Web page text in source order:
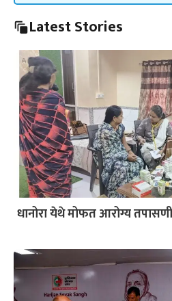
Latest Stories
धानोरा येथे मोफत आरोग्य